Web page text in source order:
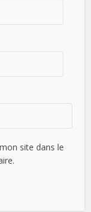
site dans le